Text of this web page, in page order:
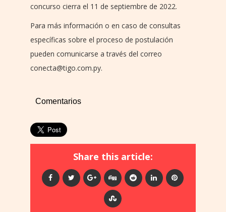
concurso cierra el 11 de septiembre de 2022.
Para más información o en caso de consultas
específicas sobre el proceso de postulación
pueden comunicarse a través del correo
conecta@tigo.com.py.
Comentarios
Share this article: